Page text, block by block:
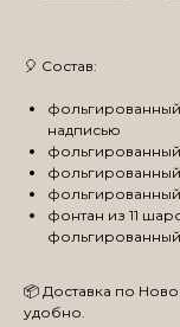
🎈 Состав:
надписью
фонтан из 11
фольгированный
📦 Доставка по
удобно.